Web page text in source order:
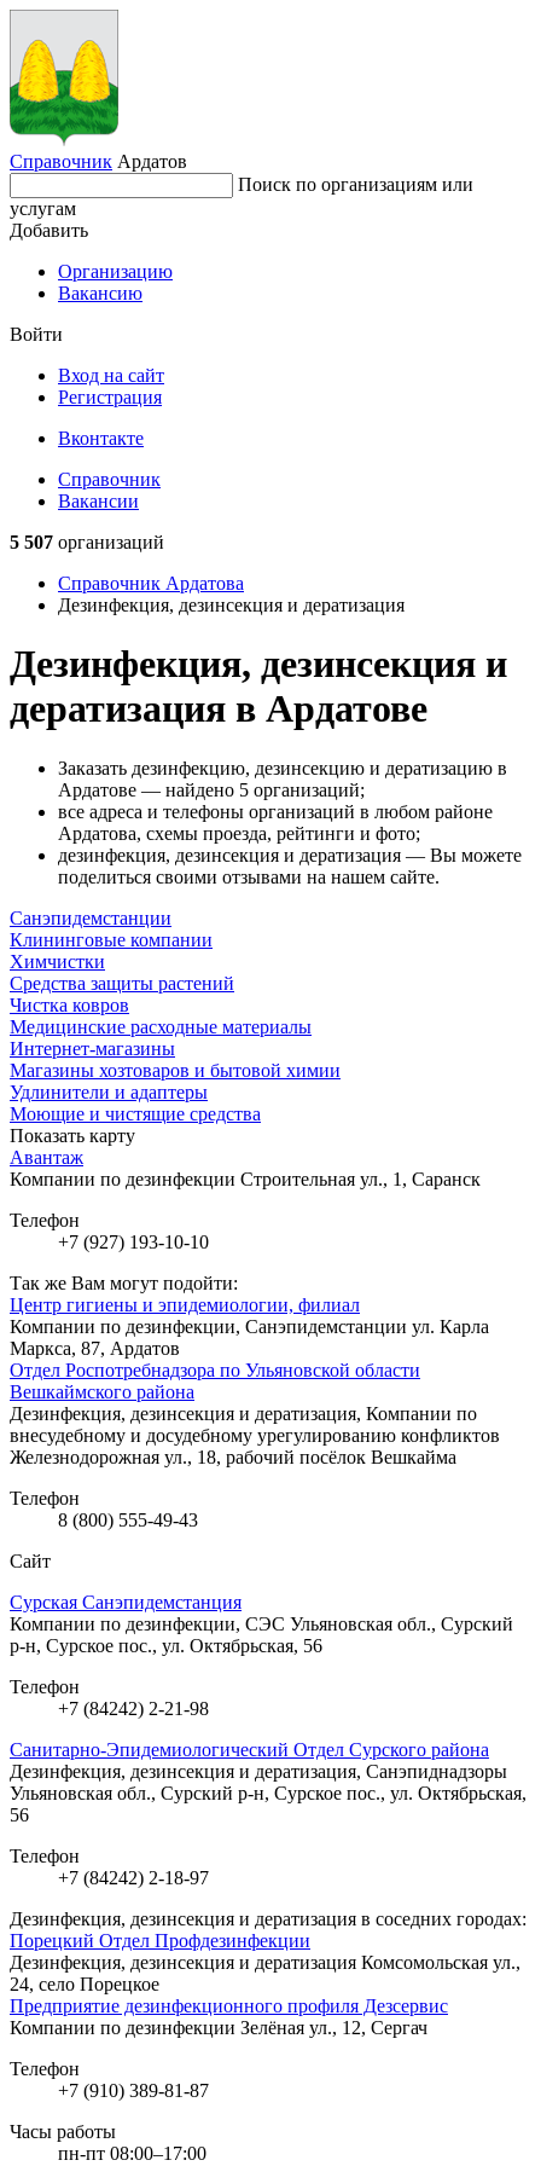
Справочник Ардатов
Поиск по организациям или
услугам
Добавить
Организацию
Вакансию
Войти
Вход на сайт
Регистрация
Вконтакте
Справочник
Вакансии
5 507 организаций
Справочник Ардатова
Дезинфекция, дезинсекция и дератизация
Дезинфекция, дезинсекция и
дератизация в Ардатове
Заказать дезинфекцию, дезинсекцию и дератизацию в
Ардатове — найдено 5 организаций;
все адреса и телефоны организаций в любом районе
Ардатова, схемы проезда, рейтинги и фото;
дезинфекция, дезинсекция и дератизация — Вы можете
поделиться своими отзывами на нашем сайте.
Санэпидемстанции
Клининговые компании
Химчистки
Средства защиты растений
Чистка ковров
Медицинские расходные материалы
Интернет-магазины
Магазины хозтоваров и бытовой химии
Удлинители и адаптеры
Моющие и чистящие средства
Показать карту
Авантаж
Компании по дезинфекции Строительная ул., 1, Саранск
Телефон
+7 (927) 193-10-10
Так же Вам могут подойти:
Центр гигиены и эпидемиологии, филиал
Компании по дезинфекции, Санэпидемстанции ул. Карла
Маркса, 87, Ардатов
Отдел Роспотребнадзора по Ульяновской области
Вешкаймского района
Дезинфекция, дезинсекция и дератизация, Компании по
внесудебному и досудебному урегулированию конфликтов
Железнодорожная ул., 18, рабочий посёлок Вешкайма
Телефон
8 (800) 555-49-43
Сайт
Сурская Санэпидемстанция
Компании по дезинфекции, СЭС Ульяновская обл., Сурский
р-н, Сурское пос., ул. Октябрьская, 56
Телефон
+7 (84242) 2-21-98
Санитарно-Эпидемиологический Отдел Сурского района
Дезинфекция, дезинсекция и дератизация, Санэпиднадзоры
Ульяновская обл., Сурский р-н, Сурское пос., ул. Октябрьская,
56
Телефон
+7 (84242) 2-18-97
Дезинфекция, дезинсекция и дератизация в соседних городах:
Порецкий Отдел Профдезинфекции
Дезинфекция, дезинсекция и дератизация Комсомольская ул.,
24, село Порецкое
Предприятие дезинфекционного профиля Дезсервис
Компании по дезинфекции Зелёная ул., 12, Сергач
Телефон
+7 (910) 389-81-87
Часы работы
пн-пт 08:00–17:00